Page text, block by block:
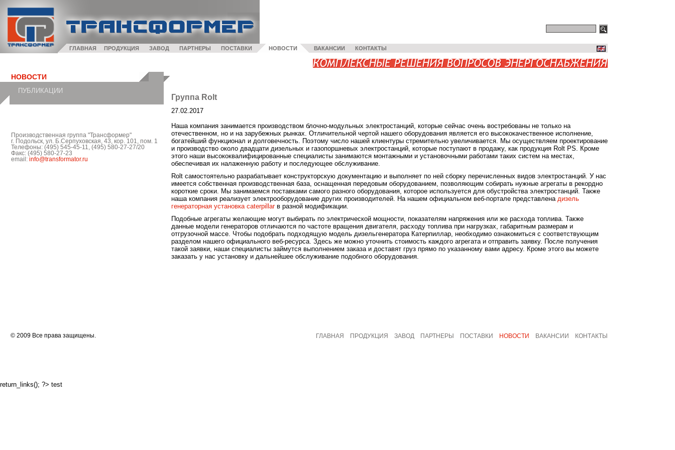
ГЛАВНАЯ ПРОДУКЦИЯ ЗАВОД ПАРТНЕРЫ ПОСТАВКИ НОВОСТИ ВАКАНСИИ КОНТАКТЫ
НОВОСТИ
ПУБЛИКАЦИИ
Производственная группа "Трансформер"
г. Подольск, ул. Б.Серпуховская, 43, кор. 101, пом. 1
Телефоны: (495) 545-45-11, (495) 580-27-27/20
Факс: (495) 580-27-23
email: info@transformator.ru
Группа Rolt
27.02.2017
Наша компания занимается производством блочно-модульных электростанций, которые сейчас очень востребованы не только на
отечественном, но и на зарубежных рынках. Отличительной чертой нашего оборудования является его высококачественное исполнение,
богатейший функционал и долговечность. Поэтому число нашей клиентуры стремительно увеличивается. Мы осуществляем проектирование
и производство около двадцати дизельных и газопоршневых электростанций, которые поступают в продажу, как продукция Rolt PS. Кроме
этого наши высококвалифицированные специалисты занимаются монтажными и установочными работами таких систем на местах,
обеспечивая их налаженную работу и последующее обслуживание.
Rolt самостоятельно разрабатывает конструкторскую документацию и выполняет по ней сборку перечисленных видов электростанций. У нас
имеется собственная производственная база, оснащенная передовым оборудованием, позволяющим собирать нужные агрегаты в рекордно
короткие сроки. Мы занимаемся поставками самого разного оборудования, которое используется для обустройства электростанций. Также
наша компания реализует электрооборудование других производителей. На нашем официальном веб-портале представлена дизель
генераторная установка caterpillarв разной модификации.
Подобные агрегаты желающие могут выбирать по электрической мощности, показателям напряжения или же расхода топлива. Также
данные модели генераторов отличаются по частоте вращения двигателя, расходу топлива при нагрузках, габаритным размерам и
отгрузочной массе. Чтобы подобрать подходящую модель дизельгенератора Катерпиллар, необходимо ознакомиться с соответствующим
разделом нашего официального веб-ресурса. Здесь же можно уточнить стоимость каждого агрегата и отправить заявку. После получения
такой заявки, наши специалисты займутся выполнением заказа и доставят груз прямо по указанному вами адресу. Кроме этого вы можете
заказать у нас установку и дальнейшее обслуживание подобного оборудования.
© 2009 Все права защищены. ГЛАВНАЯ ПРОДУКЦИЯ ЗАВОД ПАРТНЕРЫ ПОСТАВКИ НОВОСТИ ВАКАНСИИ КОНТАКТЫ
return_links(); ?> test